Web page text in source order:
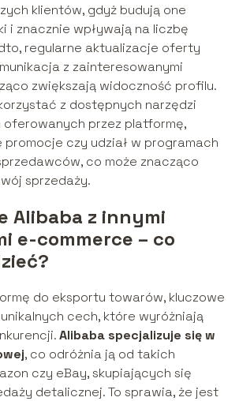
klientów, gdyż budują one
i znacznie wpływają na liczbę
regularne aktualizacje oferty
z zainteresowanymi
zwiększają widoczność profilu.
z dostępnych narzędzi
przez platformę,
czy udział w programach
co może znacząco
sprzedaży.
Alibaba z innymi
e-commerce – co
do eksportu towarów, kluczowe
cech, które wyróżniają
Alibaba specjalizuje się w
, co odróżnia ją od takich
czy eBay, skupiających się
detalicznej. To sprawia, że jest